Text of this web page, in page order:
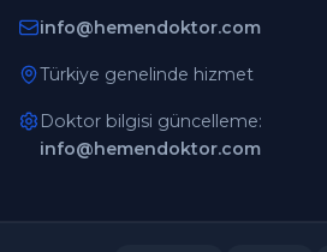
info@hemendoktor.com
Türkiye genelinde hizmet
Doktor bilgisi güncelleme:
info@hemendoktor.com